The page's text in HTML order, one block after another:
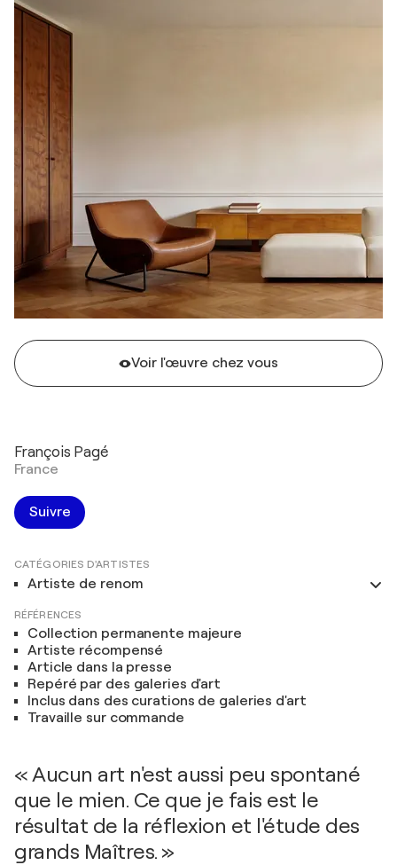
Voir l'œuvre chez vous
François Pagé
France
Suivre
CATÉGORIES D'ARTISTES
Artiste de renom
RÉFÉRENCES
Collection permanente majeure
Artiste récompensé
Article dans la presse
Repéré par des galeries d'art
Inclus dans des curations de galeries d'art
Travaille sur commande
« Aucun art n'est aussi peu spontané
que le mien. Ce que je fais est le
résultat de la réflexion et l'étude des
grands Maîtres. »